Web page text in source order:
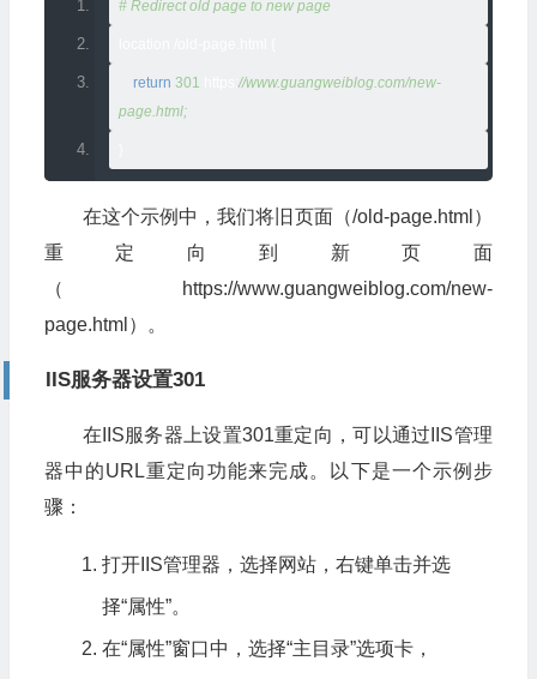
# Redirect old page to new page
return 301 ://www.guangweiblog.com/new-
page.html;
在这个示例中，我们将旧页面（/old-page.html）
重定向到新页面
（https://www.guangweiblog.com/new-
page.html）。
IIS服务器设置301
在IIS服务器上设置301重定向，可以通过IIS管理
器中的URL重定向功能来完成。以下是一个示例步
骤：
打开IIS管理器，选择网站，右键单击并选
择“属性”。
在“属性”窗口中，选择“主目录”选项卡，